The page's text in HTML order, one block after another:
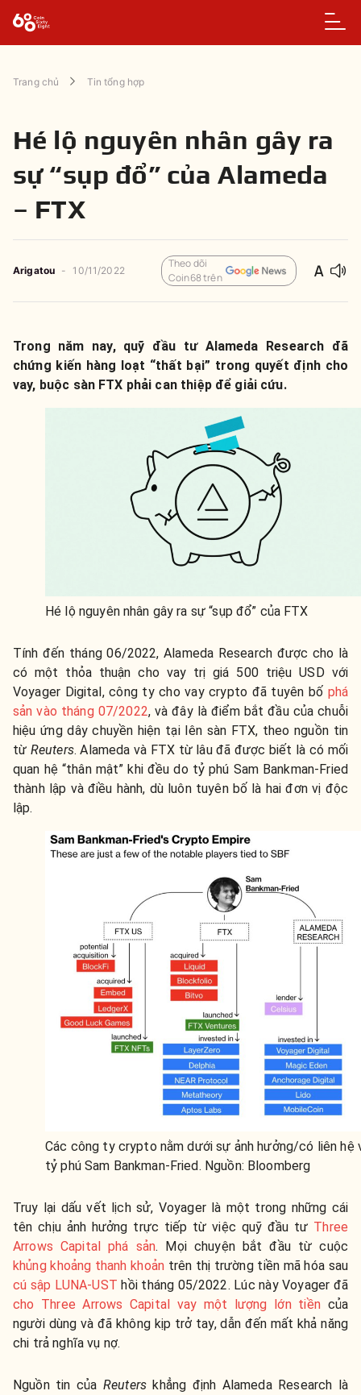
Trang chủ Tin tổng hợp
Hé lộ nguyên nhân gây ra
sự “sụp đổ” của Alameda
– FTX
Arigatou - 10/11/2022
Theo dõi
Coin68 trên
Trong năm nay, quỹ đầu tư Alameda Research đã
chứng kiến hàng loạt “thất bại” trong quyết định cho
vay, buộc sàn FTX phải can thiệp để giải cứu.
Hé lộ nguyên nhân gây ra sự “sụp đổ” của FTX
Tính đến tháng 06/2022, Alameda Research được cho là
có một thỏa thuận cho vay trị giá 500 triệu USD với
Voyager Digital, công ty cho vay crypto đã tuyên bố phá
sản vào tháng 07/2022, và đây là điểm bắt đầu của chuỗi
hiệu ứng dây chuyền hiện tại lên sàn FTX, theo nguồn tin
từ Reuters. Alameda và FTX từ lâu đã được biết là có mối
quan hệ “thân mật” khi đều do tỷ phú Sam Bankman-Fried
thành lập và điều hành, dù luôn tuyên bố là hai đơn vị độc
lập.
Các công ty crypto nằm dưới sự ảnh hưởng/có liên hệ
tỷ phú Sam Bankman-Fried. Nguồn: Bloomberg
Truy lại dấu vết lịch sử, Voyager là một trong những cái
tên chịu ảnh hưởng trực tiếp từ việc quỹ đầu tư Three
Arrows Capital phá sản. Mọi chuyện bắt đầu từ cuộc
khủng khoảng thanh khoảntrên thị trường tiền mã hóa sau
cú sập LUNA-UST hồi tháng 05/2022. Lúc này Voyager đã
cho Three Arrows Capital vay một lượng lớn tiềncủa
người dùng và đã không kịp trở tay, dẫn đến mất khả năng
chi trả nghĩa vụ nợ.
Nguồn tin của Reuterskhẳng định Alameda Research là